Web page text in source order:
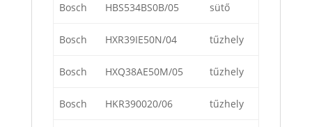
Bosch HBS534BS0B/05 sütő
Bosch HXR39IE50N/04 tűzhely
Bosch HXQ38AE50M/05 tűzhely
Bosch HKR390020/06 tűzhely